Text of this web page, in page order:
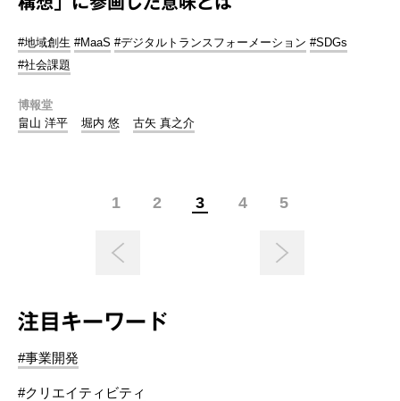
#地域創生 #MaaS #デジタルトランスフォーメーション #SDGs
#社会課題
博報堂
畠山 洋平
堀内 悠 古矢 真之介
1 2 3 4 5
注目キーワード
#事業開発
#クリエイティビティ